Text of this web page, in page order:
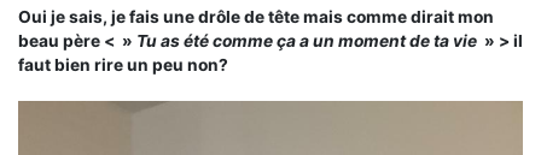
Oui je sais, je fais une drôle de tête mais comme dirait mon
beau père < » Tu as été comme ça a un moment de ta vie » > il
faut bien rire un peu non?